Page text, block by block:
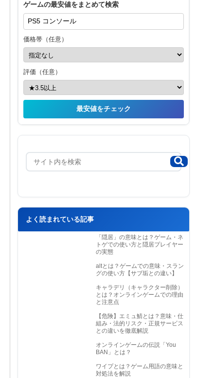
ゲームの最安値をまとめて検索
価格帯（任意）
評価（任意）
最安値をチェック
よく読まれている記事
「隠居」の意味とは？ゲーム・ネ
トゲでの使い方と隠居プレイヤー
の実態
altとは？ゲームでの意味・スラン
グの使い方【サブ垢との違い】
キャラデリ（キャラクター削除）
とは？オンラインゲームでの理由
と注意点
【危険】エミュ鯖とは？意味・仕
組み・法的リスク・正規サービス
との違いを徹底解説
オンラインゲームの伝説「You
BAN」とは？
ワイプとは？ゲーム用語の意味と
対処法を解説